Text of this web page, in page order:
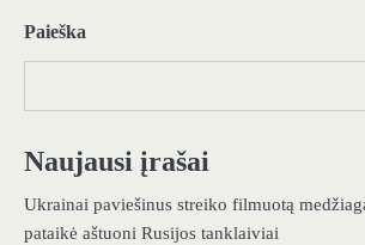
Paieška
Naujausi įrašai
Ukrainai paviešinus streiko filmuotą
pataikė aštuoni Rusijos tanklaiviai